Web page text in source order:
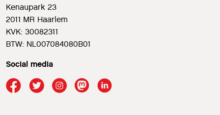
Kenaupark 23
2011 MR Haarlem
KVK: 30082311
BTW: NL007084080B01
Social media